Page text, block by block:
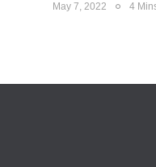
May 7, 2022 4